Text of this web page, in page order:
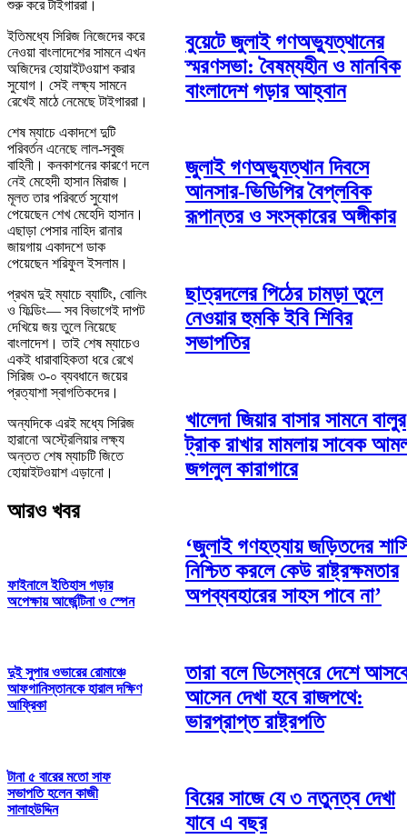
শুরু করে টাইগাররা।
ইতিমধ্যে সিরিজ নিজেদের করে
নেওয়া বাংলাদেশের সামনে এখন
অজিদের হোয়াইটওয়াশ করার
সুযোগ। সেই লক্ষ্য সামনে
রেখেই মাঠে নেমেছে টাইগাররা।
শেষ ম্যাচে একাদশে দুটি
পরিবর্তন এনেছে লাল-সবুজ
বাহিনী। কনকাশনের কারণে দলে
নেই মেহেদী হাসান মিরাজ।
মূলত তার পরিবর্তে সুযোগ
পেয়েছেন শেখ মেহেদি হাসান।
এছাড়া পেসার নাহিদ রানার
জায়গায় একাদশে ডাক
পেয়েছেন শরিফুল ইসলাম।
প্রথম দুই ম্যাচে ব্যাটিং, বোলিং
ও ফিল্ডিং— সব বিভাগেই দাপট
দেখিয়ে জয় তুলে নিয়েছে
বাংলাদেশ। তাই শেষ ম্যাচেও
একই ধারাবাহিকতা ধরে রেখে
সিরিজ ৩-০ ব্যবধানে জয়ের
প্রত্যাশা স্বাগতিকদের।
অন্যদিকে এরই মধ্যে সিরিজ
হারানো অস্ট্রেলিয়ার লক্ষ্য
অন্তত শেষ ম্যাচটি জিতে
হোয়াইটওয়াশ এড়ানো।
আরও খবর
ফাইনালে ইতিহাস গড়ার
অপেক্ষায় আর্জেন্টিনা ও স্পেন
দুই সুপার ওভারের রোমাঞ্চে
আফগানিস্তানকে হারাল দক্ষিণ
আফ্রিকা
টানা ৫ বারের মতো সাফ
সভাপতি হলেন কাজী
সালাহউদ্দিন
বুয়েটে জুলাই গণঅভ্যুত্থানের
স্মরণসভা: বৈষম্যহীন ও মানবিক
বাংলাদেশ গড়ার আহ্বান
জুলাই গণঅভ্যুত্থান দিবসে
আনসার-ভিডিপির বৈপ্লবিক
রূপান্তর ও সংস্কারের অঙ্গীকার
ছাত্রদলের পিঠের চামড়া তুলে
নেওয়ার হুমকি ইবি শিবির
সভাপতির
খালেদা জিয়ার বাসার সামনে বালুর
ট্রাক রাখার মামলায় সাবেক
জগলুল কারাগারে
‘জুলাই গণহত্যায় জড়িতদের
নিশ্চিত করলে কেউ রাষ্ট্রক্ষমতার
অপব্যবহারের সাহস পাবে না’
তারা বলে ডিসেম্বরে দেশে
আসেন দেখা হবে রাজপথে:
ভারপ্রাপ্ত রাষ্ট্রপতি
বিয়ের সাজে যে ৩ নতুনত্ব দেখা
যাবে এ বছর